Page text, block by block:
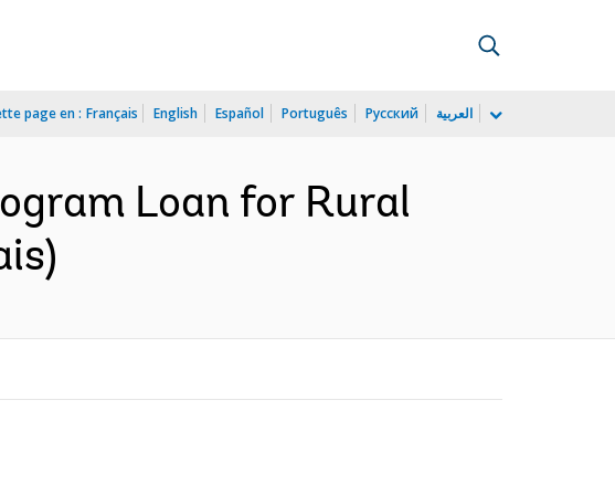
page en : Français English Español Português Русский العربية
Loan for Rural